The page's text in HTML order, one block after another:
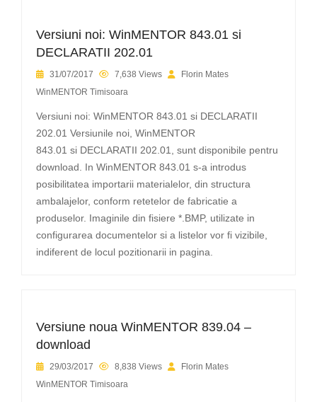
Versiuni noi: WinMENTOR 843.01 si
DECLARATII 202.01
31/07/2017 7,638 Views
Florin Mates
WinMENTOR Timisoara
Versiuni noi: WinMENTOR 843.01 si DECLARATII
202.01 Versiunile noi, WinMENTOR
843.01 si DECLARATII 202.01, sunt disponibile pentru
download. In WinMENTOR 843.01 s-a introdus
posibilitatea importarii materialelor, din structura
ambalajelor, conform retetelor de fabricatie a
produselor. Imaginile din fisiere *.BMP, utilizate in
configurarea documentelor si a listelor vor fi vizibile,
indiferent de locul pozitionarii in pagina.
Versiune noua WinMENTOR 839.04 –
download
29/03/2017 8,838 Views
Florin Mates
WinMENTOR Timisoara